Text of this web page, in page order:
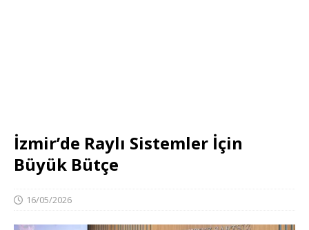
İzmir’de Raylı Sistemler İçin
Büyük Bütçe
16/05/2026